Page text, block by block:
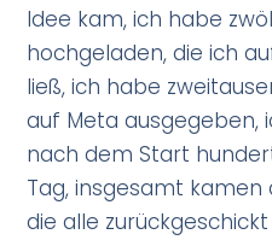
Idee kam, ich habe
hochgeladen, die ich
ließ, ich habe
auf Meta ausgegeben,
nach dem Start
Tag, insgesamt kamen
die alle